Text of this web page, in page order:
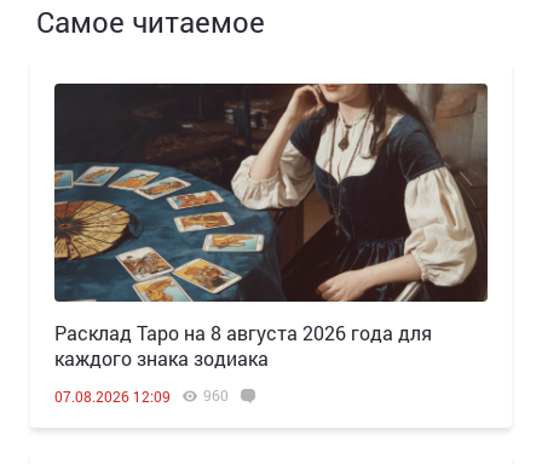
Самое читаемое
Расклад Таро на 8 августа 2026 года для
каждого знака зодиака
07.08.2026 12:09 960